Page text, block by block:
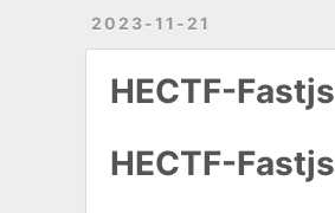
2023-11-21
HECTF-
HECTF-